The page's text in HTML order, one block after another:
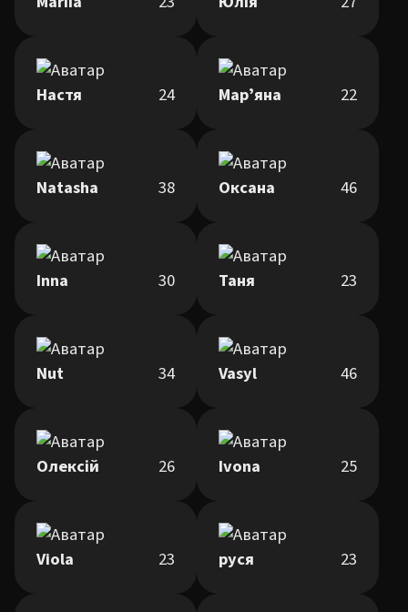
Настя 24 Марʼяна 22
Natasha 38 Оксана 46
Inna 30 Таня 23
Nut 34 Vasyl 46
Олексій 26 Ivona 25
Viola 23 руся 23